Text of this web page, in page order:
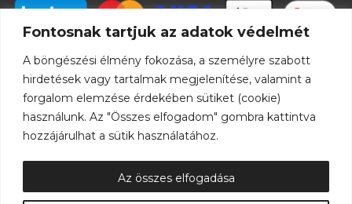
Fontosnak tartjuk az adatok védelmét
A böngészési élmény fokozása, a személyre szabott
hirdetések vagy tartalmak megjelenítése, valamint a
forgalom elemzése érdekében sütiket (cookie)
használunk. Az "Összes elfogadom" gombra kattintva
hozzájárulhat a sütik használatához.
Az összes elfogadása